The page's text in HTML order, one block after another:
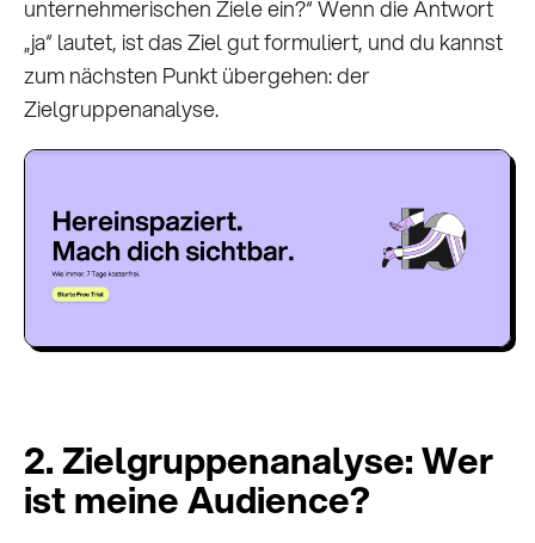
unternehmerischen Ziele ein?“ Wenn die Antwort
„ja“ lautet, ist das Ziel gut formuliert, und du kannst
zum nächsten Punkt übergehen: der
Zielgruppenanalyse.
2. Zielgruppenanalyse: Wer
ist meine Audience?